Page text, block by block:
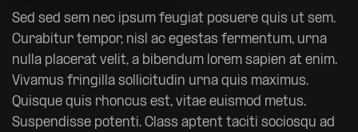
Sed sed sem nec ipsum feugiat posuere quis ut sem.
Curabitur tempor, nisl ac egestas fermentum, urna
nulla placerat velit, a bibendum lorem sapien at enim.
Vivamus fringilla sollicitudin urna quis maximus.
Quisque quis rhoncus est, vitae euismod metus.
Suspendisse potenti. Class aptent taciti sociosqu ad